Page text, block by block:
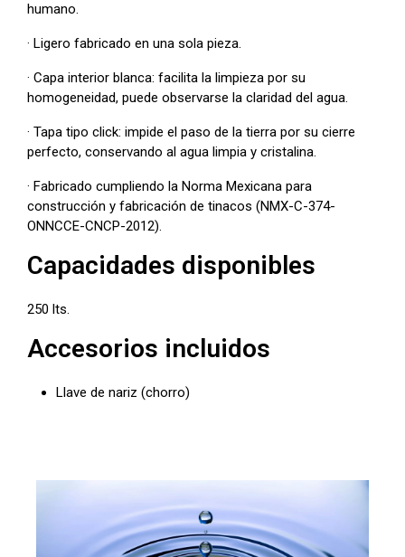
humano.
· Ligero fabricado en una sola pieza.
· Capa interior blanca: facilita la limpieza por su
homogeneidad, puede observarse la claridad del agua.
· Tapa tipo click: impide el paso de la tierra por su cierre
perfecto, conservando al agua limpia y cristalina.
· Fabricado cumpliendo la Norma Mexicana para
construcción y fabricación de tinacos (NMX-C-374-
ONNCCE-CNCP-2012).
Capacidades disponibles
250 lts.
Accesorios incluidos
Llave de nariz (chorro)